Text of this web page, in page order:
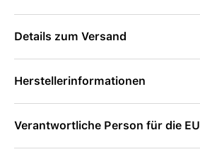
Details zum Versand
Herstellerinformationen
Verantwortliche Person für die EU